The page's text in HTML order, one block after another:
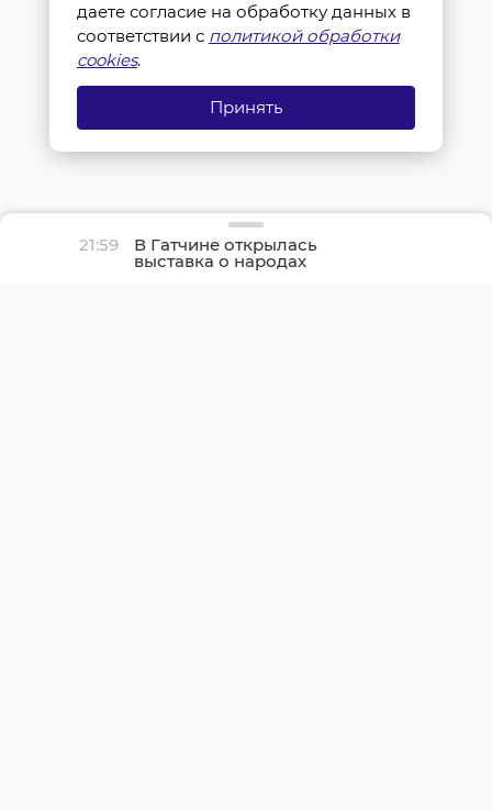
21:59 В Гатчине открылась
выставка о народах
Севера и ледоколе
даете согласие на обработку данных в
соответствии с политикой обработки
cookies.
Принять